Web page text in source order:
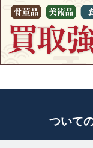
ついて